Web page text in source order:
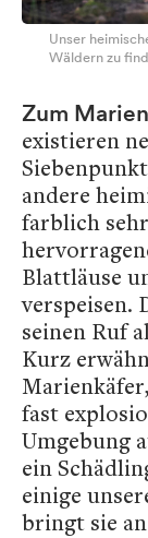
Unser
Wäldern zu
Zum
existieren
andere
farblich
Blattläuse
verspeisen.
seinen Ruf
Kurz
fast
Umgebung
ein
einige
bringt sie